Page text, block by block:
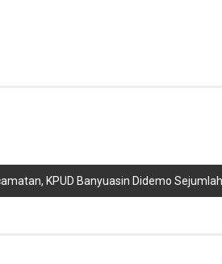
KPUD Banyuasin Didemo